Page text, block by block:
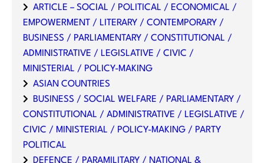
ARTICLE – SOCIAL / POLITICAL / ECONOMICAL /
EMPOWERMENT / LITERARY / CONTEMPORARY /
BUSINESS / PARLIAMENTARY / CONSTITUTIONAL /
ADMINISTRATIVE / LEGISLATIVE / CIVIC /
MINISTERIAL / POLICY-MAKING
ASIAN COUNTRIES
BUSINESS / SOCIAL WELFARE / PARLIAMENTARY /
CONSTITUTIONAL / ADMINISTRATIVE / LEGISLATIVE /
CIVIC / MINISTERIAL / POLICY-MAKING / PARTY
POLITICAL
DEFENCE / PARAMILITARY / NATIONAL &